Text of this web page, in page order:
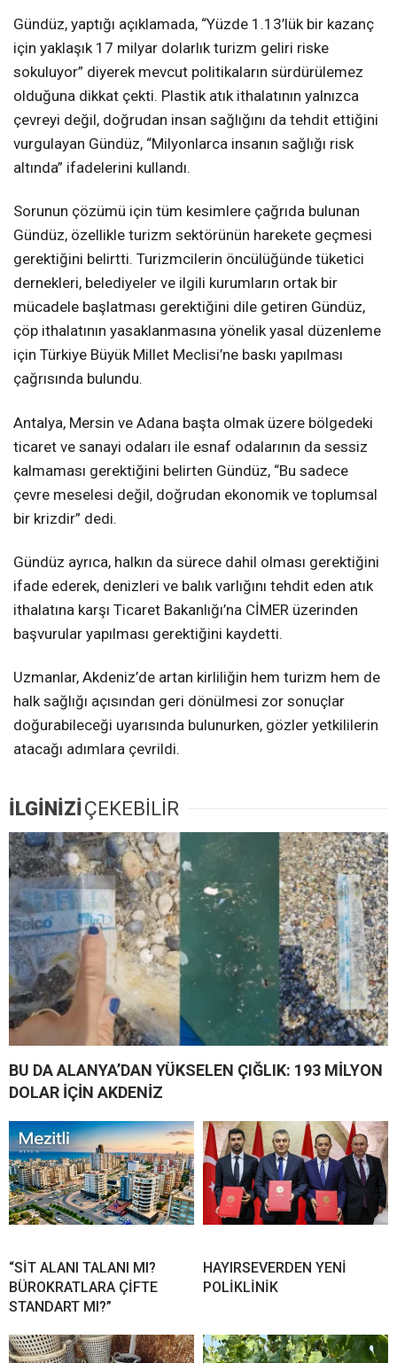
Gündüz, yaptığı açıklamada, “Yüzde 1.13’lük bir kazanç
için yaklaşık 17 milyar dolarlık turizm geliri riske
sokuluyor” diyerek mevcut politikaların sürdürülemez
olduğuna dikkat çekti. Plastik atık ithalatının yalnızca
çevreyi değil, doğrudan insan sağlığını da tehdit ettiğini
vurgulayan Gündüz, “Milyonlarca insanın sağlığı risk
altında” ifadelerini kullandı.
Sorunun çözümü için tüm kesimlere çağrıda bulunan
Gündüz, özellikle turizm sektörünün harekete geçmesi
gerektiğini belirtti. Turizmcilerin öncülüğünde tüketici
dernekleri, belediyeler ve ilgili kurumların ortak bir
mücadele başlatması gerektiğini dile getiren Gündüz,
çöp ithalatının yasaklanmasına yönelik yasal düzenleme
için Türkiye Büyük Millet Meclisi’ne baskı yapılması
çağrısında bulundu.
Antalya, Mersin ve Adana başta olmak üzere bölgedeki
ticaret ve sanayi odaları ile esnaf odalarının da sessiz
kalmaması gerektiğini belirten Gündüz, “Bu sadece
çevre meselesi değil, doğrudan ekonomik ve toplumsal
bir krizdir” dedi.
Gündüz ayrıca, halkın da sürece dahil olması gerektiğini
ifade ederek, denizleri ve balık varlığını tehdit eden atık
ithalatına karşı Ticaret Bakanlığı’na CİMER üzerinden
başvurular yapılması gerektiğini kaydetti.
Uzmanlar, Akdeniz’de artan kirliliğin hem turizm hem de
halk sağlığı açısından geri dönülmesi zor sonuçlar
doğurabileceği uyarısında bulunurken, gözler yetkililerin
atacağı adımlara çevrildi.
İLGİNİZİÇEKEBİLİR
BU DA ALANYA’DAN YÜKSELEN ÇIĞLIK: 193 MİLYON
DOLAR İÇİN AKDENİZ
“SİT ALANI TALANI MI?
BÜROKRATLARA ÇİFTE
STANDART MI?”
HAYIRSEVERDEN YENİ
POLİKLİNİK